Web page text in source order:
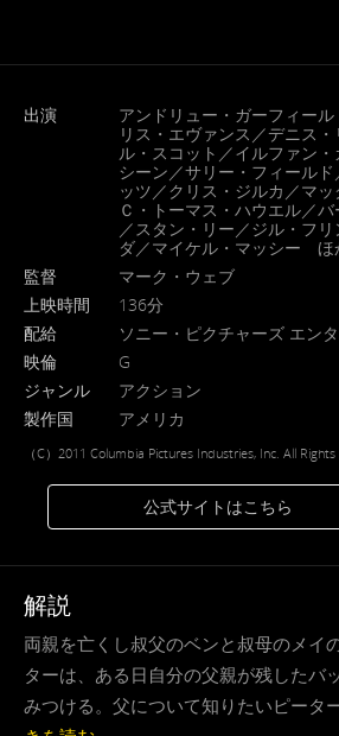
出演
アンドリュー・ガーフィー
リス・エヴァンス／デニス
ル・スコット／イルファン・
シーン／サリー・フィール
ッツ／クリス・ジルカ／マ
Ｃ・トーマス・ハウエル／
／スタン・リー／ジル・フ
ダ／マイケル・マッシー ほ
監督
マーク・ウェブ
上映時間
136分
配給
ソニー・ピクチャーズ エン
映倫
G
ジャンル
アクション
製作国
アメリカ
（C）2011 Columbia Pictures Industries, Inc. All
公式サイトはこちら
解説
両親を亡くし叔父のベンと叔母のメイ
ターは、ある日自分の父親が残したバ
みつける。父について知りたいピータ